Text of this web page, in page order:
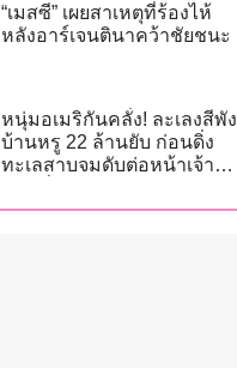
“เมสซี” เผยสาเหตุที่ร้องไห้
หลังอาร์เจนตินาคว้าชัยชนะ
หนุ่มอเมริกันคลั่ง! ละเลงสีพัง
บ้านหรู 22 ล้านยับ ก่อนดิ่ง
ทะเลสาบจมดับต่อหน้าเจ้า